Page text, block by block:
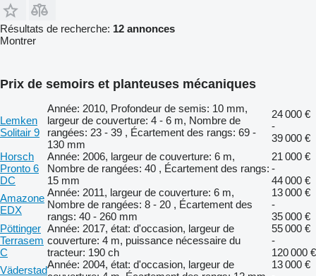
Résultats de recherche: 12 annonces
Montrer
Prix de semoirs et planteuses mécaniques
Lemken
Solitair 9
Année: 2010, Profondeur de semis: 10 mm,
largeur de couverture: 4 - 6 m, Nombre de
rangées: 23 - 39 , Écartement des rangs: 69 -
130 mm
24 000 €
-
39 000 €
Horsch
Pronto 6
DC
Année: 2006, largeur de couverture: 6 m,
Nombre de rangées: 40 , Écartement des rangs:
15 mm
21 000 €
-
44 000 €
Amazone
EDX
Année: 2011, largeur de couverture: 6 m,
Nombre de rangées: 8 - 20 , Écartement des
rangs: 40 - 260 mm
13 000 €
-
35 000 €
Pöttinger
Terrasem
C
Année: 2017, état: d'occasion, largeur de
couverture: 4 m, puissance nécessaire du
tracteur: 190 ch
55 000 €
-
120 000 €
VäderstadAnnée: 2004, état: d'occasion, largeur de
13 000 €